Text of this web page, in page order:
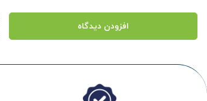
افزودن دیدگاه